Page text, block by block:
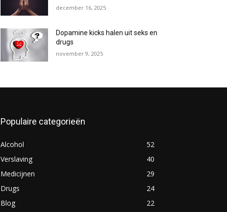
december 16, 2025
Dopamine kicks halen uit seks en
drugs
november 9, 2025
Populaire categorieën
Alcohol
52
Verslaving
40
Medicijnen
29
Drugs
24
Blog
22